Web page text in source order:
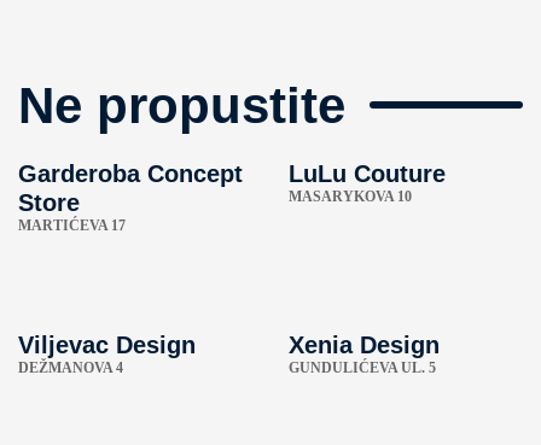
Ne propustite
Garderoba Concept
Store
MARTIĆEVA 17
LuLu Couture
MASARYKOVA 10
Viljevac Design
DEŽMANOVA 4
Xenia Design
GUNDULIĆEVA UL. 5